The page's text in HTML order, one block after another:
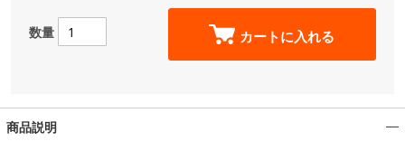
数量 カートに入れる
商品説明